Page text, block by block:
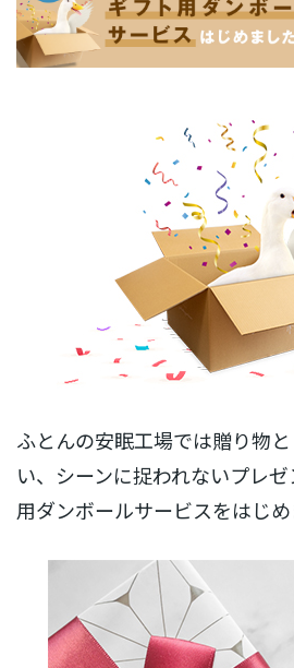
ふとんの安眠工場では贈り物
い、シーンに捉われないプレ
用ダンボールサービスをはじめ